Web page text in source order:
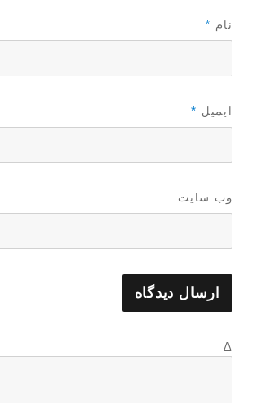
نام *
ایمیل *
وب‌ سایت
Δ